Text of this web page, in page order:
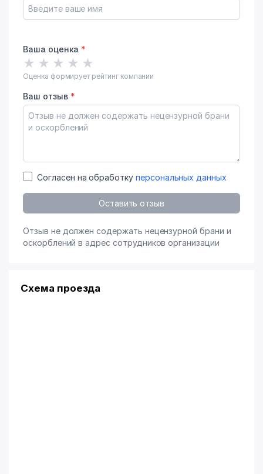
Ваша оценка *
★ ★ ★ ★ ★
Оценка формирует рейтинг компании
Ваш отзыв *
Согласен на обработку персональных данных
Оставить отзыв
Отзыв не должен содержать нецензурной брани и
оскорблений в адрес сотрудников организации
Схема проезда